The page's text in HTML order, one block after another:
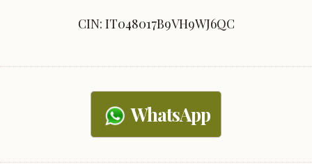
CIN: IT048017B9VH9WJ6QC
WhatsApp